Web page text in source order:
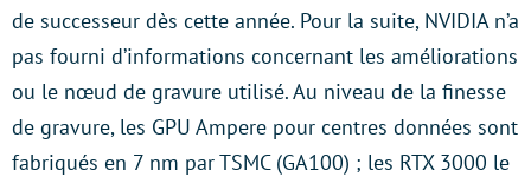
de successeur dès cette année. Pour la suite, NVIDIA n’a
pas fourni d’informations concernant les améliorations
ou le nœud de gravure utilisé. Au niveau de la finesse
de gravure, les GPU Ampere pour centres données sont
fabriqués en 7 nm par TSMC (GA100) ; les RTX 3000 le